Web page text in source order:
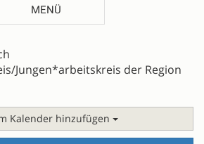
MENÜ
Jungen*arbeitskreis der Region
Kalender hinzufügen